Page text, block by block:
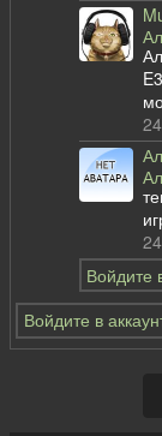
Войдите
Войдите в